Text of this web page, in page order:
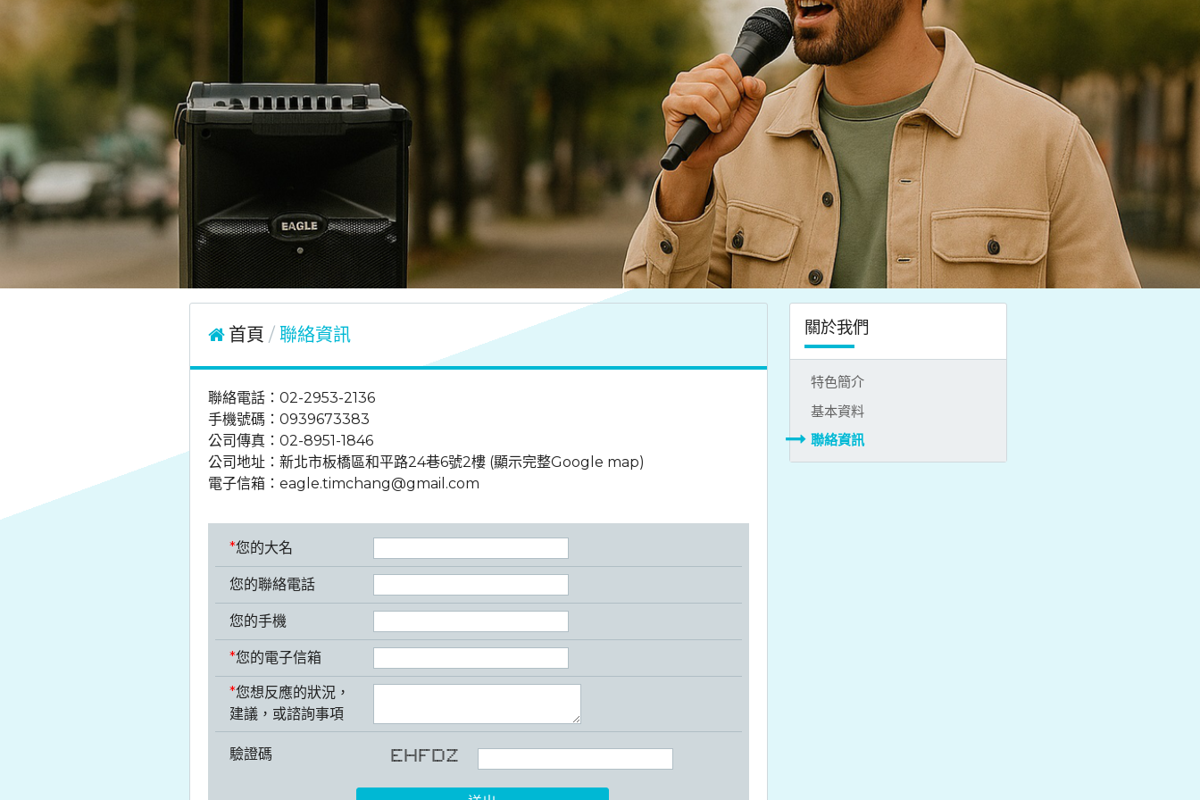
關於我們
特色簡介
基本資料
聯絡資訊
首頁 聯絡資訊
聯絡電話： 02-2953-2136
手機號碼： 0939673383
公司傳真：02-8951-1846
公司地址： 新北市板橋區和平路24巷6號2樓 (顯示完整Google map)
電子信箱： eagle.timchang@gmail.com
*您的大名
您的聯絡電話
您的手機
*您的電子信箱
*您想反應的狀況，
建議，或諮詢事項
驗證碼 ******* * * ******* ****** *******
* * * * * * *
* * * * * * *
**** ******* **** * * *
* * * * * * *
* * * * * * *
******* * * * ****** *******